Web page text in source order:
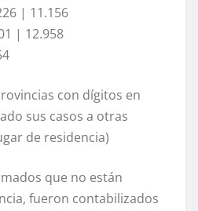
| 11.156
| 12.958
con dígitos en
sus casos a otras
de residencia)
que no están
fueron contabilizados